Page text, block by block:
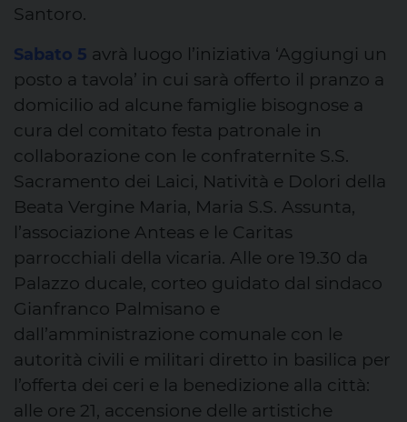
Santoro.
Sabato 5 avrà luogo l’iniziativa ‘Aggiungi un
posto a tavola’ in cui sarà offerto il pranzo a
domicilio ad alcune famiglie bisognose a
cura del comitato festa patronale in
collaborazione con le confraternite S.S.
Sacramento dei Laici, Natività e Dolori della
Beata Vergine Maria, Maria S.S. Assunta,
l’associazione Anteas e le Caritas
parrocchiali della vicaria. Alle ore 19.30 da
Palazzo ducale, corteo guidato dal sindaco
Gianfranco Palmisano e
dall’amministrazione comunale con le
autorità civili e militari diretto in basilica per
l’offerta dei ceri e la benedizione alla città:
alle ore 21, accensione delle artistiche